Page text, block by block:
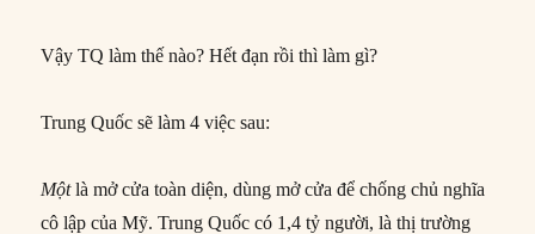
Vậy TQ làm thế nào? Hết đạn rồi thì làm gì?
Trung Quốc sẽ làm 4 việc sau:
Mộtlà mở cửa toàn diện, dùng mở cửa để chống chủ nghĩa
cô lập của Mỹ. Trung Quốc có 1,4 tỷ người, là thị trường